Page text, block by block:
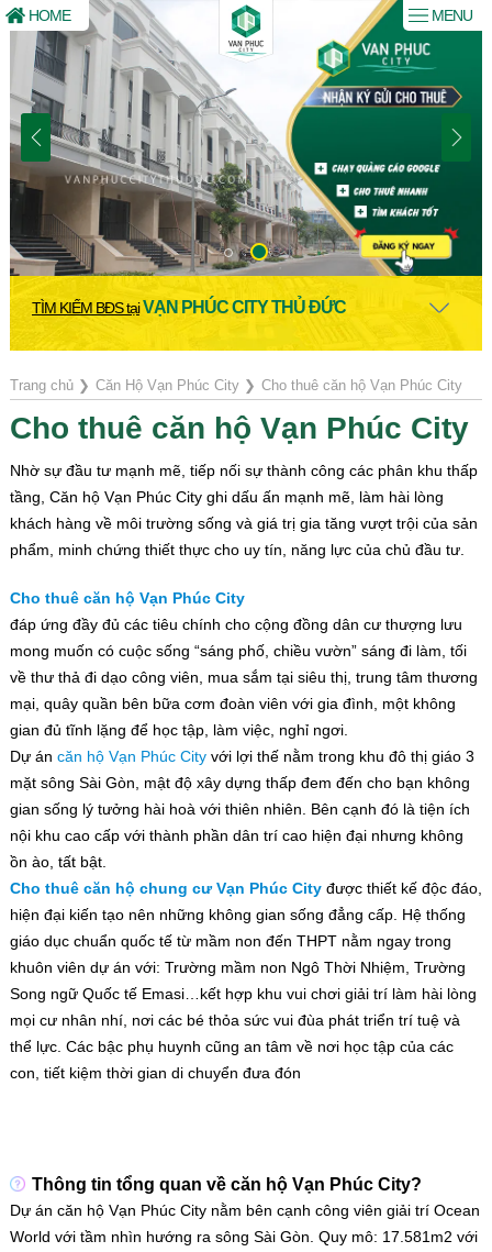
TÌM KIẾM BĐS tạiVẠN PHÚC CITY THỦ ĐỨC
Trang chủ❯ Căn Hộ Vạn Phúc City❯ Cho thuê căn hộ Vạn Phúc City
Cho thuê căn hộ Vạn Phúc City
Nhờ sự đầu tư mạnh mẽ, tiếp nối sự thành công các phân khu thấp
tầng, Căn hộ Vạn Phúc City ghi dấu ấn mạnh mẽ, làm hài lòng
khách hàng về môi trường sống và giá trị gia tăng vượt trội của sản
phẩm, minh chứng thiết thực cho uy tín, năng lực của chủ đầu tư.
Cho thuê căn hộ Vạn Phúc City
đáp ứng đầy đủ các tiêu chính cho cộng đồng dân cư thượng lưu
mong muốn có cuộc sống “sáng phố, chiều vườn” sáng đi làm, tối
về thư thả đi dạo công viên, mua sắm tại siêu thị, trung tâm thương
mại, quây quần bên bữa cơm đoàn viên với gia đình, một không
gian đủ tĩnh lặng để học tập, làm việc, nghỉ ngơi.
Dự án căn hộ Vạn Phúc Cityvới lợi thế nằm trong khu đô thị giáo 3
mặt sông Sài Gòn, mật độ xây dựng thấp đem đến cho bạn không
gian sống lý tưởng hài hoà với thiên nhiên. Bên cạnh đó là tiện ích
nội khu cao cấp với thành phần dân trí cao hiện đại nhưng không
ồn ào, tất bật.
Cho thuê căn hộ chung cư Vạn Phúc Cityđược thiết kế độc đáo,
hiện đại kiến tạo nên những không gian sống đẳng cấp. Hệ thống
giáo dục chuẩn quốc tế từ mầm non đến THPT nằm ngay trong
khuôn viên dự án với: Trường mầm non Ngô Thời Nhiệm, Trường
Song ngữ Quốc tế Emasi…kết hợp khu vui chơi giải trí làm hài lòng
mọi cư nhân nhí, nơi các bé thỏa sức vui đùa phát triển trí tuệ và
thể lực. Các bậc phụ huynh cũng an tâm về nơi học tập của các
con, tiết kiệm thời gian di chuyển đưa đón
Thông tin tổng quan về căn hộ Vạn Phúc City?
Dự án căn hộ Vạn Phúc City nằm bên cạnh công viên giải trí Ocean
World với tầm nhìn hướng ra sông Sài Gòn. Quy mô: 17.581m2 với
HOME MENU